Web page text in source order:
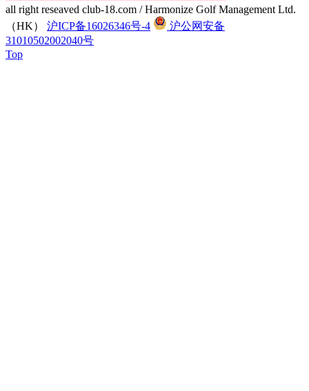
all right reseaved club-18.com / Harmonize Golf Management Ltd.
（HK） 沪ICP备16026346号-4
沪公网安备
31010502002040号
Top